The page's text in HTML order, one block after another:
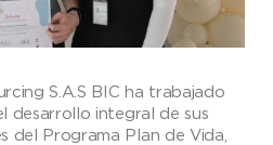
S.A.S BIC ha trabajado
desarrollo integral de sus
del Programa Plan de Vida,